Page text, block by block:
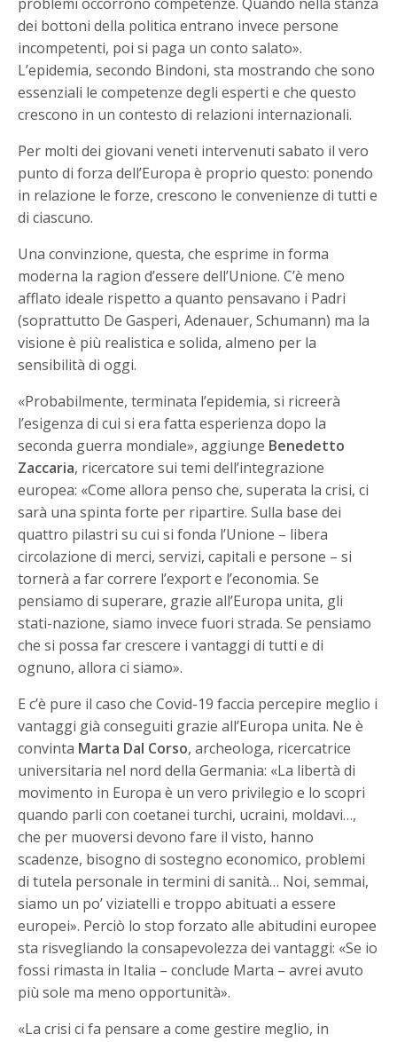
dei bottoni della politica entrano invece persone
incompetenti, poi si paga un conto salato».
L’epidemia, secondo Bindoni, sta mostrando che sono
essenziali le competenze degli esperti e che questo
crescono in un contesto di relazioni internazionali.
Per molti dei giovani veneti intervenuti sabato il vero
punto di forza dell’Europa è proprio questo: ponendo
in relazione le forze, crescono le convenienze di tutti e
di ciascuno.
Una convinzione, questa, che esprime in forma
moderna la ragion d’essere dell’Unione. C’è meno
afflato ideale rispetto a quanto pensavano i Padri
(soprattutto De Gasperi, Adenauer, Schumann) ma la
visione è più realistica e solida, almeno per la
sensibilità di oggi.
«Probabilmente, terminata l’epidemia, si ricreerà
l’esigenza di cui si era fatta esperienza dopo la
seconda guerra mondiale», aggiunge Benedetto
Zaccaria, ricercatore sui temi dell’integrazione
europea: «Come allora penso che, superata la crisi, ci
sarà una spinta forte per ripartire. Sulla base dei
quattro pilastri su cui si fonda l’Unione – libera
circolazione di merci, servizi, capitali e persone – si
tornerà a far correre l’export e l’economia. Se
pensiamo di superare, grazie all’Europa unita, gli
stati-nazione, siamo invece fuori strada. Se pensiamo
che si possa far crescere i vantaggi di tutti e di
ognuno, allora ci siamo».
E c’è pure il caso che Covid-19 faccia percepire meglio i
vantaggi già conseguiti grazie all’Europa unita. Ne è
convinta Marta Dal Corso, archeologa, ricercatrice
universitaria nel nord della Germania: «La libertà di
movimento in Europa è un vero privilegio e lo scopri
quando parli con coetanei turchi, ucraini, moldavi…,
che per muoversi devono fare il visto, hanno
scadenze, bisogno di sostegno economico, problemi
di tutela personale in termini di sanità… Noi, semmai,
siamo un po’ viziatelli e troppo abituati a essere
europei». Perciò lo stop forzato alle abitudini europee
sta risvegliando la consapevolezza dei vantaggi: «Se io
fossi rimasta in Italia – conclude Marta – avrei avuto
più sole ma meno opportunità».
«La crisi ci fa pensare a come gestire meglio, in